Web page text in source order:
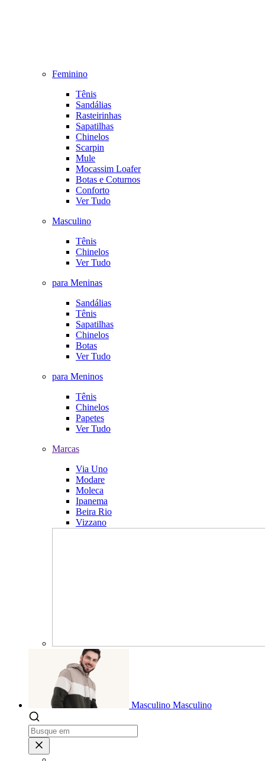
Feminino
Tênis
Sandálias
Rasteirinhas
Sapatilhas
Chinelos
Scarpin
Mule
Mocassim Loafer
Botas e Coturnos
Conforto
Ver Tudo
Masculino
Tênis
Chinelos
Ver Tudo
para Meninas
Sandálias
Tênis
Sapatilhas
Chinelos
Botas
Ver Tudo
para Meninos
Tênis
Chinelos
Papetes
Ver Tudo
Marcas
Via Uno
Modare
Moleca
Ipanema
Beira Rio
Vizzano
Masculino Masculino